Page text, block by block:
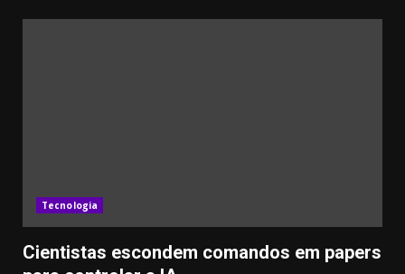
Tecnologia
Cientistas escondem comandos em papers